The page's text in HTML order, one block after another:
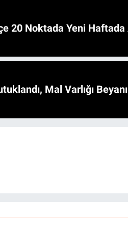
Mal Varlığı Beyanı